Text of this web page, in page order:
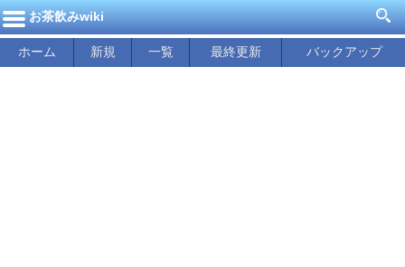
お茶飲みwiki
ホーム 新規 一覧 最終更新 バックアップ